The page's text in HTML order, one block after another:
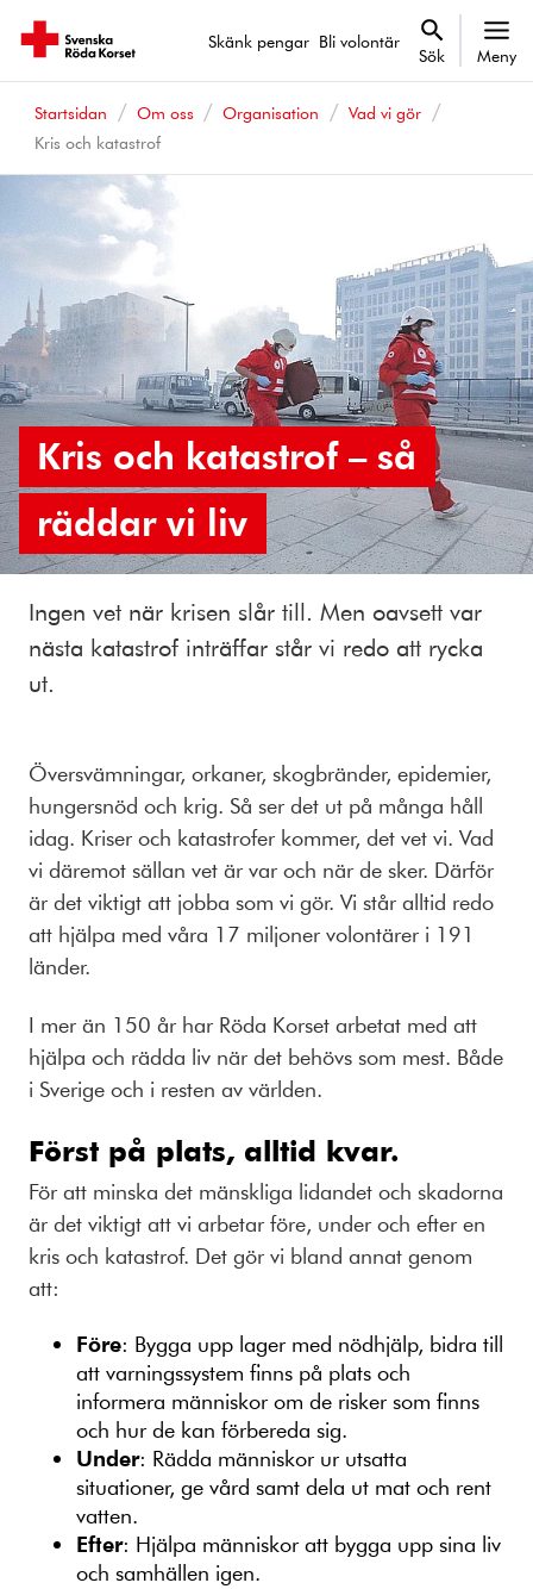
Skänk pengar Bli volontär
Sök Meny
Startsidan Om oss Organisation
Vad vi gör
Kris och katastrof
Kris och katastrof – så
räddar vi liv
Ingen vet när krisen slår till. Men oavsett var
nästa katastrof inträffar står vi redo att rycka
ut.
Översvämningar, orkaner, skogbränder, epidemier,
hungersnöd och krig. Så ser det ut på många håll
idag. Kriser och katastrofer kommer, det vet vi. Vad
vi däremot sällan vet är var och när de sker. Därför
är det viktigt att jobba som vi gör. Vi står alltid redo
att hjälpa med våra 17 miljoner volontärer i 191
länder.
I mer än 150 år har Röda Korset arbetat med att
hjälpa och rädda liv när det behövs som mest. Både
i Sverige och i resten av världen.
Först på plats, alltid kvar.
För att minska det mänskliga lidandet och skadorna
är det viktigt att vi arbetar före, under och efter en
kris och katastrof. Det gör vi bland annat genom
att:
Före: Bygga upp lager med nödhjälp, bidra till
att varningssystem finns på plats och
informera människor om de risker som finns
och hur de kan förbereda sig.
Under: Rädda människor ur utsatta
situationer, ge vård samt dela ut mat och rent
vatten.
Efter: Hjälpa människor att bygga upp sina liv
och samhällen igen.